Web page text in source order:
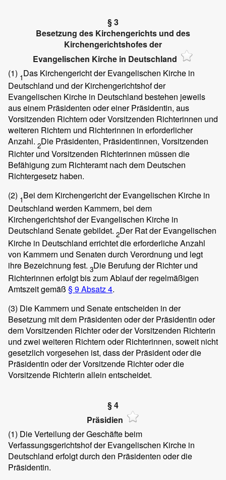
§ 3
Besetzung des Kirchengerichts und des
Kirchengerichtshofes der
Evangelischen Kirche in Deutschland
(1) 1Das Kirchengericht der Evangelischen Kirche in
Deutschland und der Kirchengerichtshof der
Evangelischen Kirche in Deutschland bestehen jeweils
aus einem Präsidenten oder einer Präsidentin, aus
Vorsitzenden Richtern oder Vorsitzenden Richterinnen und
weiteren Richtern und Richterinnen in erforderlicher
Anzahl. 2Die Präsidenten, Präsidentinnen, Vorsitzenden
Richter und Vorsitzenden Richterinnen müssen die
Befähigung zum Richteramt nach dem Deutschen
Richtergesetz haben.
(2) 1Bei dem Kirchengericht der Evangelischen Kirche in
Deutschland werden Kammern, bei dem
Kirchengerichtshof der Evangelischen Kirche in
Deutschland Senate gebildet. 2Der Rat der Evangelischen
Kirche in Deutschland errichtet die erforderliche Anzahl
von Kammern und Senaten durch Verordnung und legt
ihre Bezeichnung fest. 3Die Berufung der Richter und
Richterinnen erfolgt bis zum Ablauf der regelmäßigen
Amtszeit gemäß § 9 Absatz 4.
(3) Die Kammern und Senate entscheiden in der
Besetzung mit dem Präsidenten oder der Präsidentin oder
dem Vorsitzenden Richter oder der Vorsitzenden Richterin
und zwei weiteren Richtern oder Richterinnen, soweit nicht
gesetzlich vorgesehen ist, dass der Präsident oder die
Präsidentin oder der Vorsitzende Richter oder die
Vorsitzende Richterin allein entscheidet.
§ 4
Präsidien
(1) Die Verteilung der Geschäfte beim
Verfassungsgerichtshof der Evangelischen Kirche in
Deutschland erfolgt durch den Präsidenten oder die
Präsidentin.